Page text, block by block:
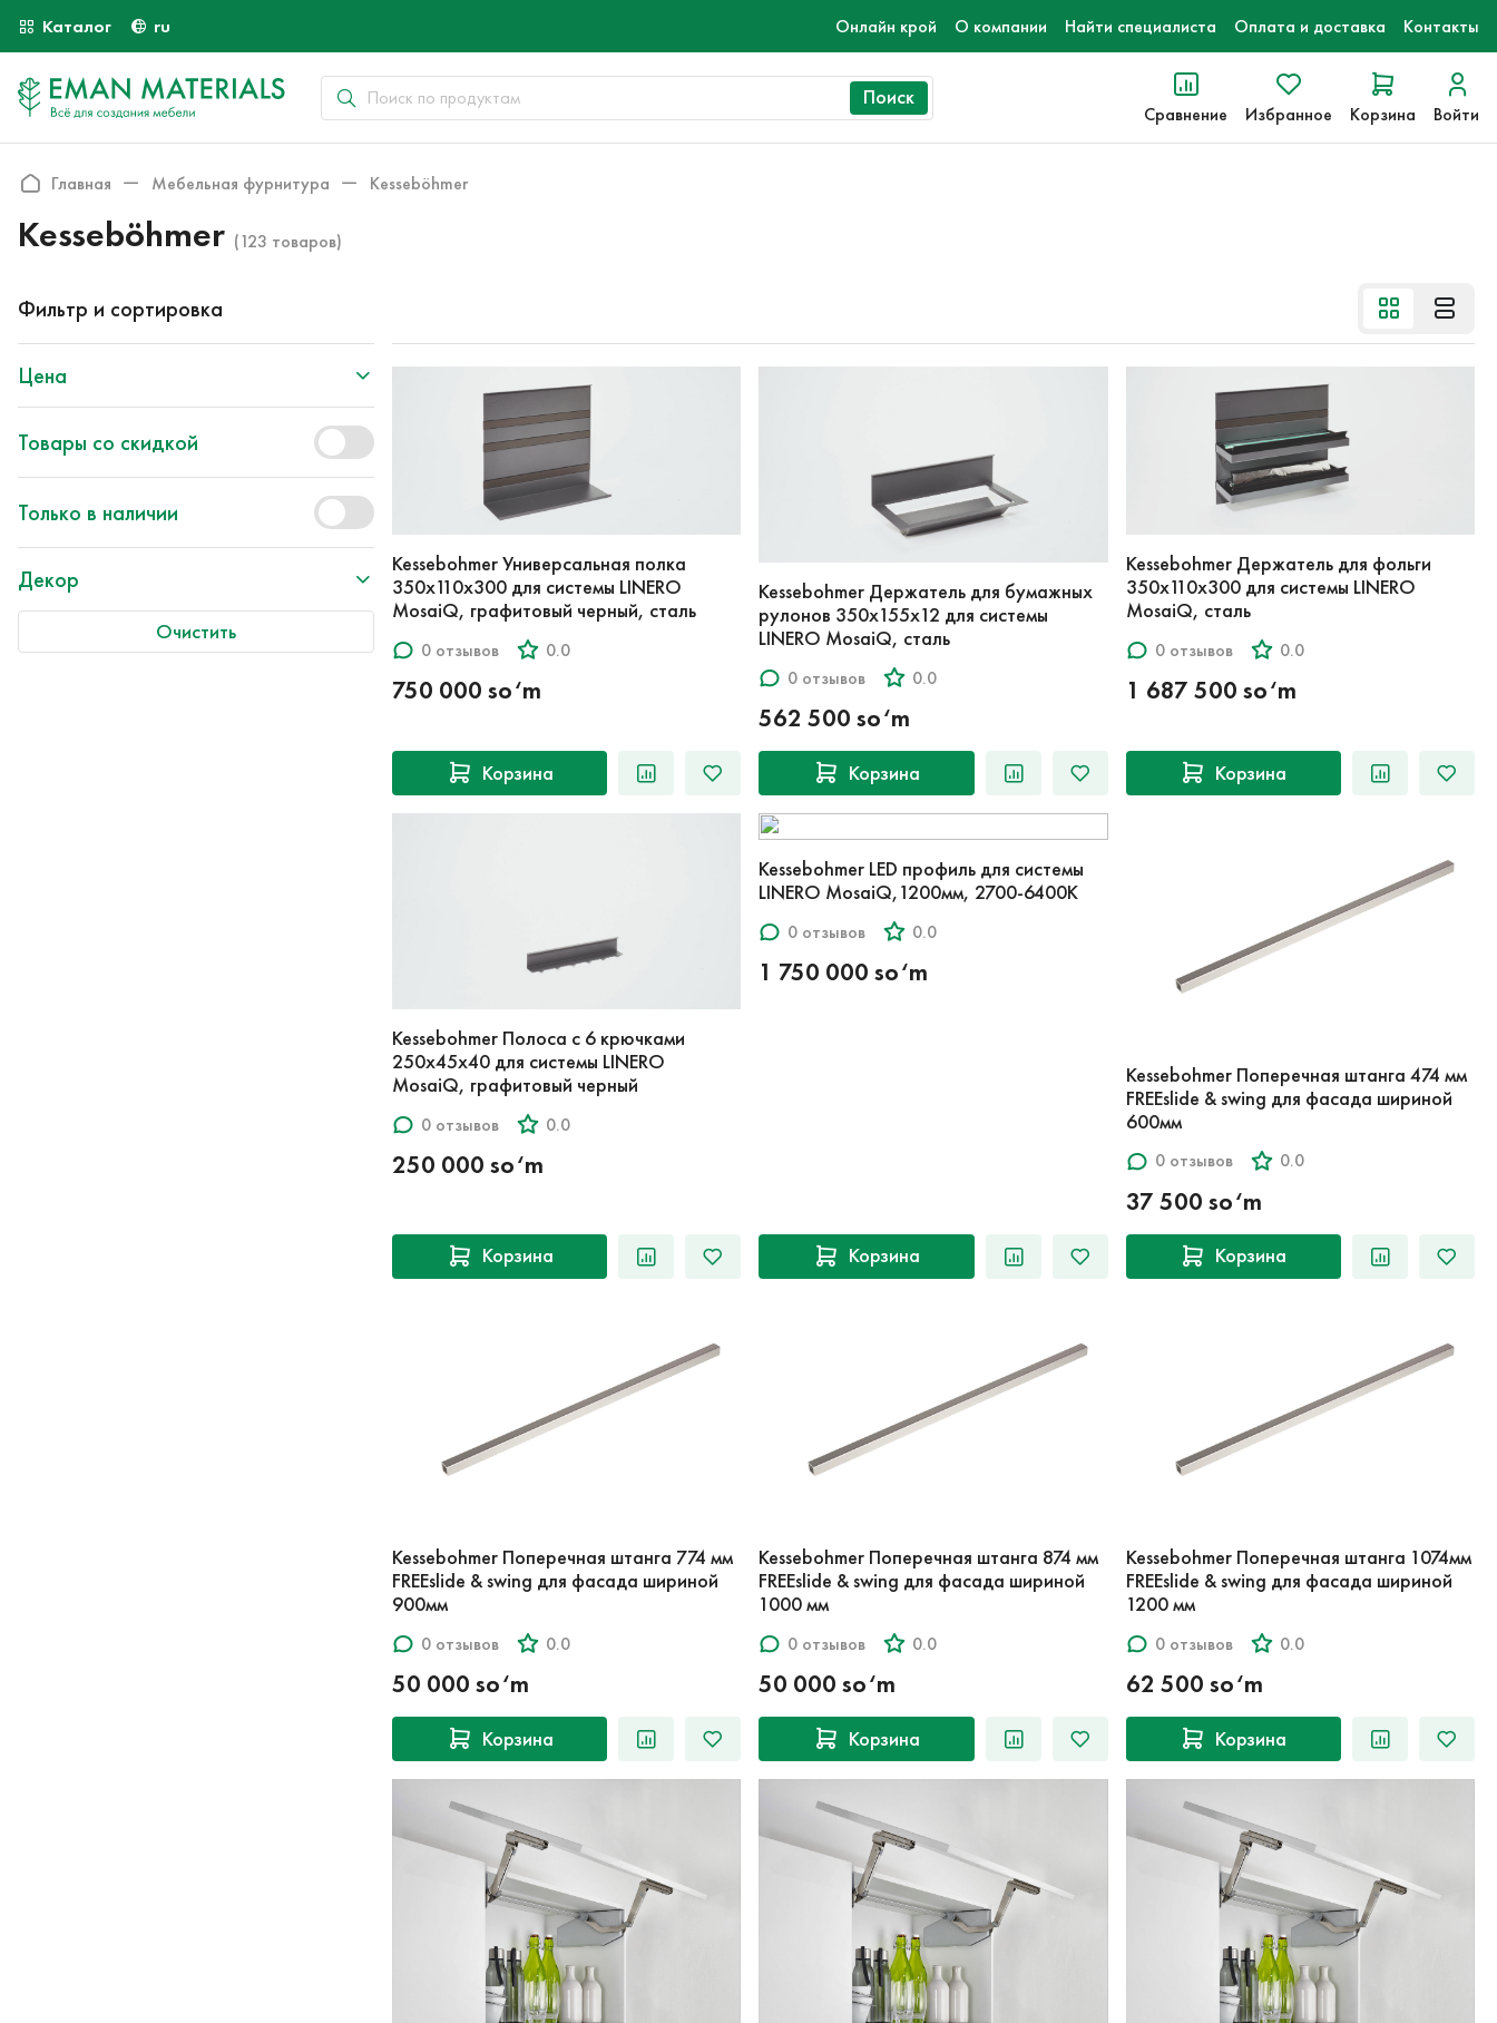
Каталог ru Онлайн крой О компании Найти специалиста Оплата и доставка Контакты
Поиск
Сравнение Избранное Корзина Войти
Главная Мебельная фурнитура Kesseböhmer
Kesseböhmer (123 товаров)
Фильтр и сортировка
Цена
Товары со скидкой
Только в наличии
Декор
Очистить
Kessebohmer Универсальная полка
350x110x300 для системы LINERO
MosaiQ, графитовый черный, сталь
0 отзывов 0.0
750 000 so‘m
Корзина
Kessebohmer Держатель для бумажных
рулонов 350x155x12 для системы
LINERO MosaiQ, сталь
0 отзывов 0.0
562 500 so‘m
Корзина
Kessebohmer Держатель для фольги
350x110x300 для системы LINERO
MosaiQ, сталь
0 отзывов 0.0
1 687 500 so‘m
Корзина
Kessebohmer Полоса с 6 крючками
250x45x40 для системы LINERO
MosaiQ, графитовый черный
0 отзывов 0.0
250 000 so‘m
Корзина
Kessebohmer LED профиль для системы
LINERO MosaiQ,1200мм, 2700-6400К
0 отзывов 0.0
1 750 000 so‘m
Корзина
Kessebohmer Поперечная штанга 474 мм
FREEslide & swing для фасада шириной
600мм
0 отзывов 0.0
37 500 so‘m
Корзина
Kessebohmer Поперечная штанга 774 мм
FREEslide & swing для фасада шириной
900мм
0 отзывов 0.0
50 000 so‘m
Корзина
Kessebohmer Поперечная штанга 874 мм
FREEslide & swing для фасада шириной
1000 мм
0 отзывов 0.0
50 000 so‘m
Корзина
Kessebohmer Поперечная штанга 1074мм
FREEslide & swing для фасада шириной
1200 мм
0 отзывов 0.0
62 500 so‘m
Корзина